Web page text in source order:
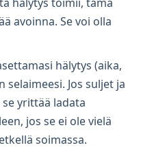
avoinna. Se voi olla
hälytys (aika,
Jos suljet ja
yrittää ladata
jos se ei ole vielä
soimassa.